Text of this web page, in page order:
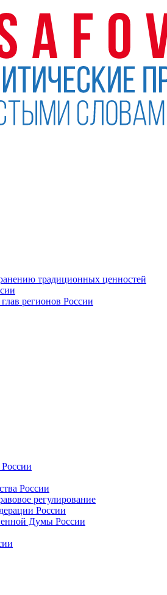
традиционных ценностей
регионов России
России
регулирование
России
Думы России